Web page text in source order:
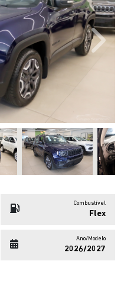
Next
Combustível
Flex
Ano/Modelo
2026/2027